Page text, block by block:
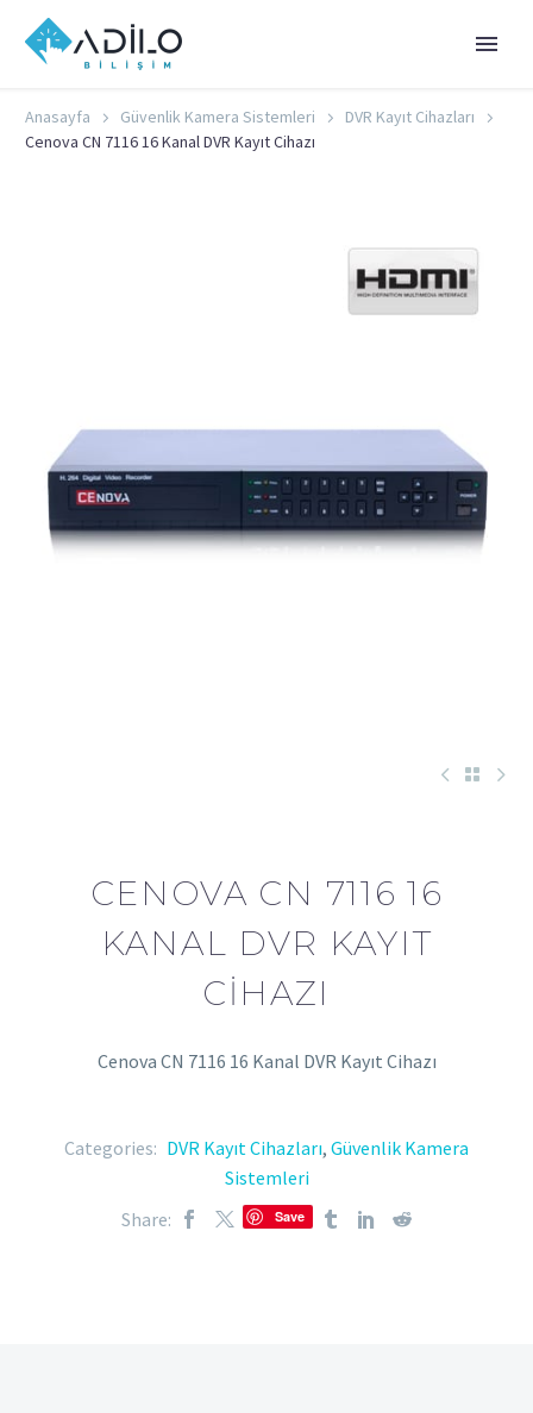
Anasayfa Güvenlik Kamera Sistemleri
DVR Kayıt Cihazları
Cenova CN 7116 16 Kanal DVR Kayıt Cihazı
CENOVA CN 7116 16
KANAL DVR KAYIT
CIHAZI
Cenova CN 7116 16 Kanal DVR Kayıt Cihazı
Categories: DVR Kayıt Cihazları, Güvenlik Kamera
Sistemleri
Share:
Save